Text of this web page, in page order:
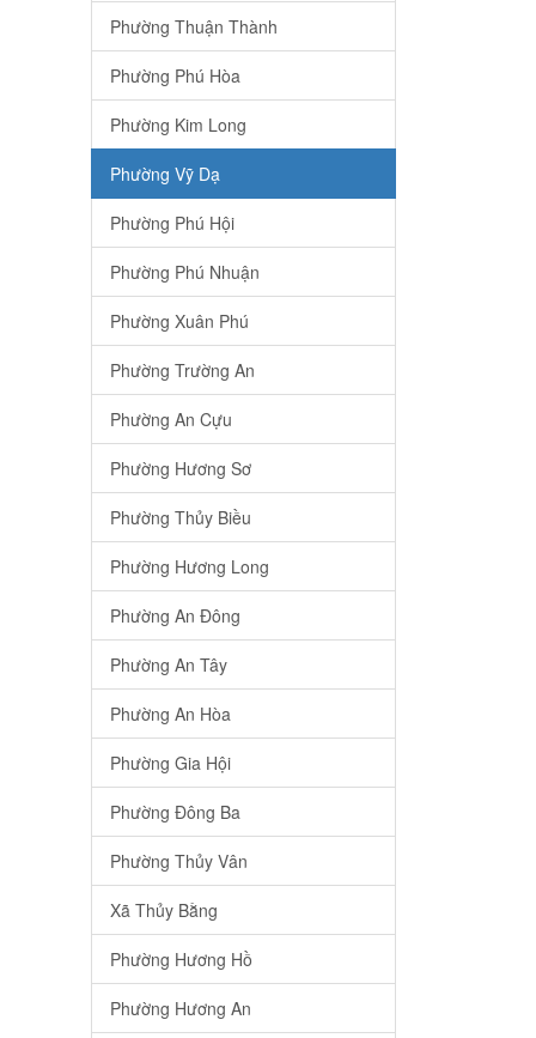
Phường Thuận Thành
Phường Phú Hòa
Phường Kim Long
Phường Vỹ Dạ
Phường Phú Hội
Phường Phú Nhuận
Phường Xuân Phú
Phường Trường An
Phường An Cựu
Phường Hương Sơ
Phường Thủy Biều
Phường Hương Long
Phường An Đông
Phường An Tây
Phường An Hòa
Phường Gia Hội
Phường Đông Ba
Phường Thủy Vân
Xã Thủy Bằng
Phường Hương Hồ
Phường Hương An